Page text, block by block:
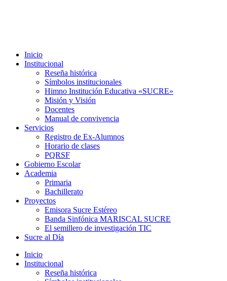
Inicio
Institucional
Reseña histórica
Símbolos institucionales
Himno Institución Educativa «SUCRE»
Misión y Visión
Docentes
Manual de convivencia
Servicios
Registro de Ex-Alumnos
Horario de clases
PQRSF
Gobierno Escolar
Academia
Primaria
Bachillerato
Proyectos
Emisora Sucre Estéreo
Banda Sinfónica MARISCAL SUCRE
El semillero de investigación TIC
Sucre al Día
Inicio
Institucional
Reseña histórica